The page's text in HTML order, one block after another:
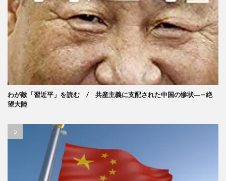
わが敵「習近平」を読む / 共産主義に支配された中国の惨状―—絶
望大陸